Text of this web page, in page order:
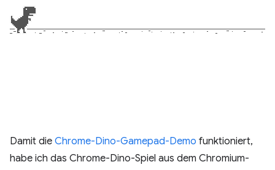
Damit die Chrome-Dino-Gamepad-Demo funktioniert,
habe ich das Chrome-Dino-Spiel aus dem Chromium-